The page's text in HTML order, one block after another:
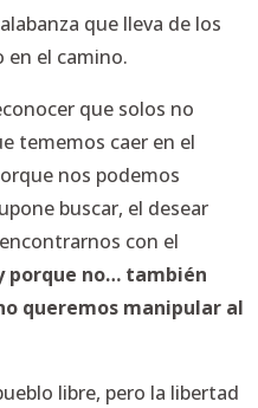
que lleva de los
en el camino.
que solos no
tememos caer en el
nos podemos
buscar, el desear
con el
porque no… también
queremos manipular al
libre, pero la libertad